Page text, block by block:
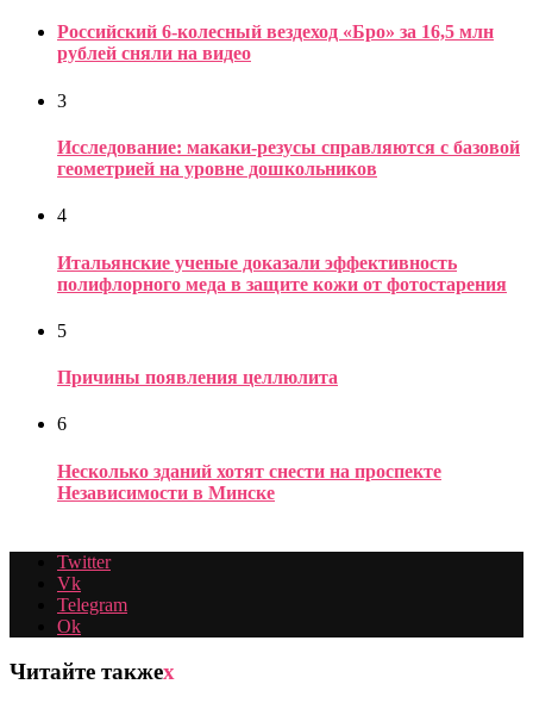
Российский 6-колесный вездеход «Бро» за 16,5 млн
рублей сняли на видео
3
Исследование: макаки-резусы справляются с базовой
геометрией на уровне дошкольников
4
Итальянские ученые доказали эффективность
полифлорного меда в защите кожи от фотостарения
5
Причины появления целлюлита
6
Несколько зданий хотят снести на проспекте
Независимости в Минске
Twitter
Vk
Telegram
Ok
Читайте такжеx